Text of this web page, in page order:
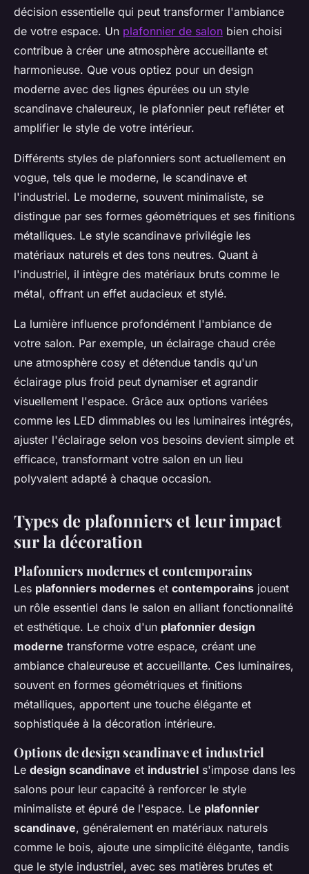
décision essentielle qui peut transformer l'ambiance
de votre espace. Un plafonnier de salon bien choisi
contribue à créer une atmosphère accueillante et
harmonieuse. Que vous optiez pour un design
moderne avec des lignes épurées ou un style
scandinave chaleureux, le plafonnier peut refléter et
amplifier le style de votre intérieur.
Différents styles de plafonniers sont actuellement en
vogue, tels que le moderne, le scandinave et
l'industriel. Le moderne, souvent minimaliste, se
distingue par ses formes géométriques et ses finitions
métalliques. Le style scandinave privilégie les
matériaux naturels et des tons neutres. Quant à
l'industriel, il intègre des matériaux bruts comme le
métal, offrant un effet audacieux et stylé.
La lumière influence profondément l'ambiance de
votre salon. Par exemple, un éclairage chaud crée
une atmosphère cosy et détendue tandis qu'un
éclairage plus froid peut dynamiser et agrandir
visuellement l'espace. Grâce aux options variées
comme les LED dimmables ou les luminaires intégrés,
ajuster l'éclairage selon vos besoins devient simple et
efficace, transformant votre salon en un lieu
polyvalent adapté à chaque occasion.
Types de plafonniers et leur impact
sur la décoration
Plafonniers modernes et contemporains
Les plafonniers modernes et contemporains jouent
un rôle essentiel dans le salon en alliant fonctionnalité
et esthétique. Le choix d'un plafonnier design
moderne transforme votre espace, créant une
ambiance chaleureuse et accueillante. Ces luminaires,
souvent en formes géométriques et finitions
métalliques, apportent une touche élégante et
sophistiquée à la décoration intérieure.
Options de design scandinave et industriel
Le design scandinave et industriel s'impose dans les
salons pour leur capacité à renforcer le style
minimaliste et épuré de l'espace. Le plafonnier
scandinave, généralement en matériaux naturels
comme le bois, ajoute une simplicité élégante, tandis
que le style industriel, avec ses matières brutes et